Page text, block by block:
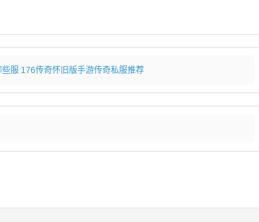
服 176传奇怀旧版手游传奇私服推荐